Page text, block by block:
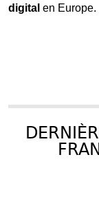
digital en Europe.